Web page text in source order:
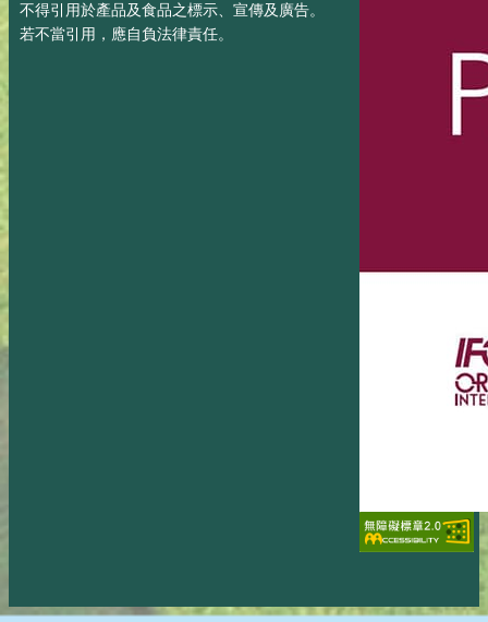
不得引用於產品及食品之標示、宣傳及廣告。
若不當引用，應自負法律責任。